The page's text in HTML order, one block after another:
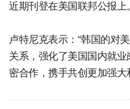
近期刊登在美国联邦公报上。
卢特尼克表示：“韩国的对
关系，强化了美国国内就业
密合作，携手共创更加强大